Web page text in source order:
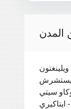
المدن
سيتي
ايتاكيري